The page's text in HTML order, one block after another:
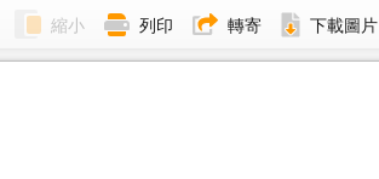
縮小 列印 轉寄 下載圖片